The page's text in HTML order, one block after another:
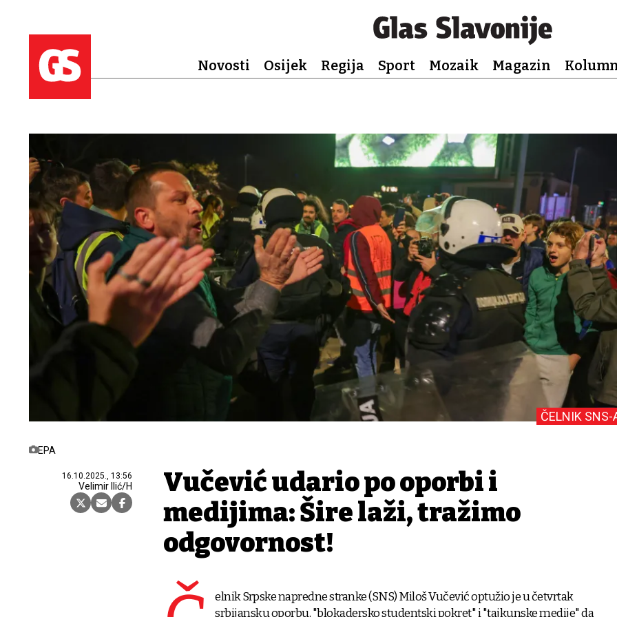
Novosti Osijek Regija Sport Mozaik Magazin
EPA
16.10.2025., 13:56
Velimir Ilić/H
ČELNIK SNS-
Vučević udario po oporbi i
medijima: Šire laži, tražimo
odgovornost!
elnik Srpske napredne stranke (SNS) Miloš Vučević optužio je u četvrtak
srbijansku oporbu, "blokadersko studentski pokret" i "tajkunske medije" da